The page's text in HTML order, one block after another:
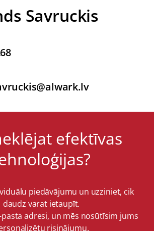
Savruckis
efektīvas
piedāvājumu un uzziniet, cik
daudz varat ietaupīt.
pasta adresi, un mēs nosūtīsim jums
risinājumu.